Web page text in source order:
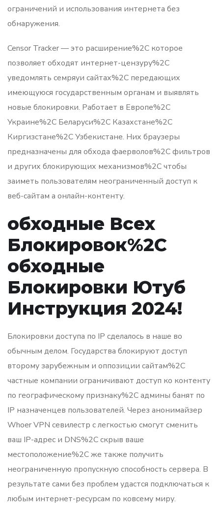
ограничений и использования интернета без
обнаружения.
Censor Tracker — это расширение%2C которое
позволяет обходят интернет-цензуру%2C
уведомлять семряуи сайтах%2C передающих
имеющуюся государственным органам и выявлять
новые блокировки. Работает в Европе%2C
Украине%2C Беларуси%2C Казахстане%2C
Киргизстане%2C Узбекистане. Них браузеры
предназначены для обхода фаерволов%2C фильтров
и других блокирующих механизмов%2C чтобы
заиметь пользователям неограниченный доступ к
веб-сайтам а онлайн-контенту.
обходные Всех
Блокировок%2C
обходные
Блокировки Ютуб
Инструкция 2024!
Блокировки доступа по IP сделалось в наше во
обычным делом. Государства блокируют доступ
второму зарубежным и оппозиции сайтам%2C
частные компании ограничивают доступ ко контенту
по географическому признаку%2C админы банят по
IP назначенцев пользователей. Через анонимайзер
Whoer VPN севилестр с легкостью смогут сменить
ваш IP-адрес и DNS%2C скрыв ваше
местоположение%2C же также получить
неограниченную пропускную способность сервера. В
результате сами без проблем удастся подключаться к
любым интернет-ресурсам по ковсему миру.